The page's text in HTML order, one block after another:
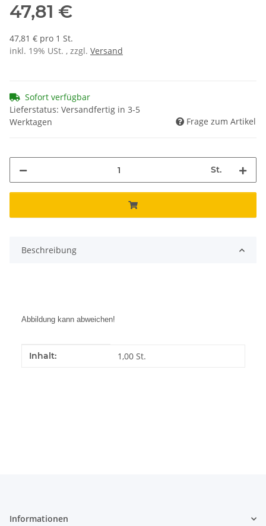
47,81 €
47,81 € pro 1 St.
inkl. 19% USt. , zzgl. Versand
Sofort verfügbar
Lieferstatus: Versandfertig in 3-5
Werktagen
Frage zum Artikel
St.
Beschreibung
Abbildung kann abweichen!
Produkteigenschaft
Wert
Inhalt: 1,00 St.
Informationen